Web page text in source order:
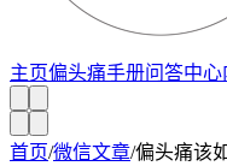
主页偏头痛手册问答中心
首页/微信文章/偏头痛该